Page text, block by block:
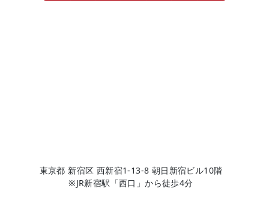
東京都 新宿区 西新宿1-13-8 朝日新宿ビル10階
※JR新宿駅「西口」から徒歩4分